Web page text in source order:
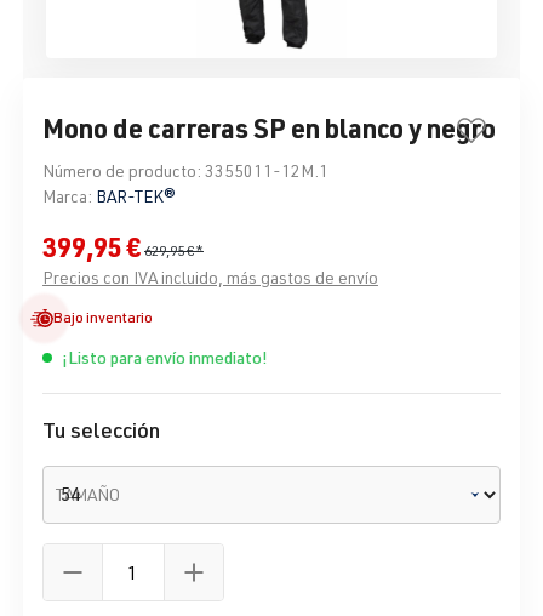
Mono de carreras SP en blanco y negro
Número de producto: 3355011-12M.1
Marca: BAR-TEK®
399,95 € 629,95 €*
Precios con IVA incluido, más gastos de envío
Bajo inventario
¡Listo para envío inmediato!
Tu selección
TAMAÑO